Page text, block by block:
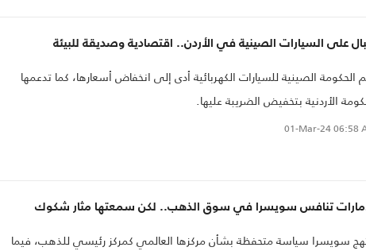
على السيارات الصينية في الأردن.. اقتصادية وصديقة للبيئة
الحكومة الصينية للسيارات الكهربائية أدى إلى انخفاض أسعارها، كما تدعمها
الأردنية بتخفيض الضريبة عليها.
01-Mar-2406:58
تنافس سويسرا في سوق الذهب.. لكن سمعتها مثار شكوك
سويسرا سياسة متحفظة بشأن مركزها العالمي كمركز رئيسي للذهب، فيما